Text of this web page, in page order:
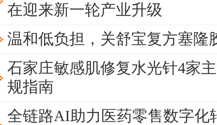
在迎来新一轮产业升级
温和低负担，关舒宝复方塞隆
石家庄敏感肌修复水光针4家
规指南
全链路AI助力医药零售数字化